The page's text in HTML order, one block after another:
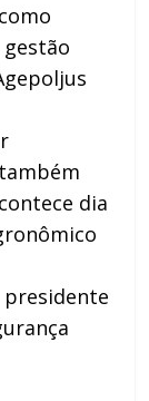
dia
presidente